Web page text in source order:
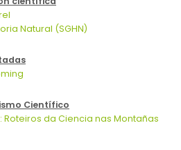
Natural (SGHN)
Científico
da Ciencia nas Montañas